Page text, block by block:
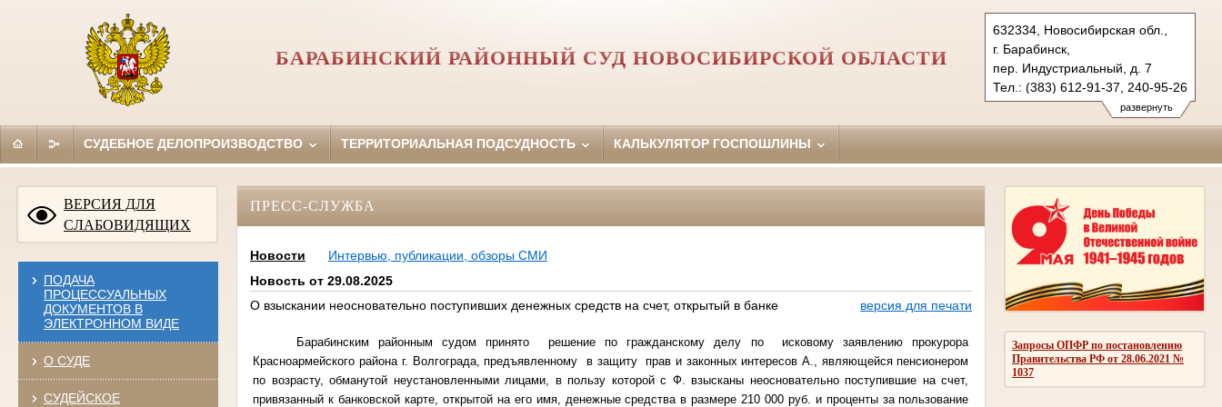
развернуть
632334, Новосибирская обл.,
г. Барабинск,
пер. Индустриальный, д. 7
Тел.: (383) 612-91-37, 240-95-26
barabinsky.nsk@sudrf.ru
БАРАБИНСКИЙ РАЙОННЫЙ СУД НОВОСИБИРСКОЙ ОБЛАСТИ
СУДЕБНОЕ ДЕЛОПРОИЗВОДСТВО ТЕРРИТОРИАЛЬНАЯ ПОДСУДНОСТЬ КАЛЬКУЛЯТОР ГОСПОШЛИНЫ
ВЕРСИЯ ДЛЯ
СЛАБОВИДЯЩИХ
ПОДАЧА
ПРОЦЕССУАЛЬНЫХ
ДОКУМЕНТОВ В
ЭЛЕКТРОННОМ ВИДЕ
О СУДЕ
СУДЕЙСКОЕ
Запросы ОПФР по постановлению
Правительства РФ от 28.06.2021 №
1037
ПРЕСС-СЛУЖБА
Новости
Интервью, публикации, обзоры СМИ
Новость от 29.08.2025
О взыскании неосновательно поступивших денежных средств на счет, открытый в банке
версия для печати
Барабинским районным судом принято решение по гражданскому делу по исковому заявлению прокурора
Красноармейского района г. Волгограда, предъявленному в защиту прав и законных интересов А., являющейся пенсионером
по возрасту, обманутой неустановленными лицами, в пользу которой с Ф. взысканы неосновательно поступившие на счет,
привязанный к банковской карте, открытой на его имя, денежные средства в размере 210 000 руб. и проценты за пользование